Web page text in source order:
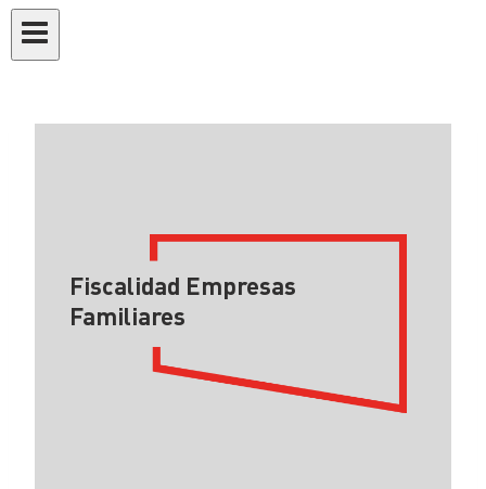
Fiscalidad Empresas
Familiares